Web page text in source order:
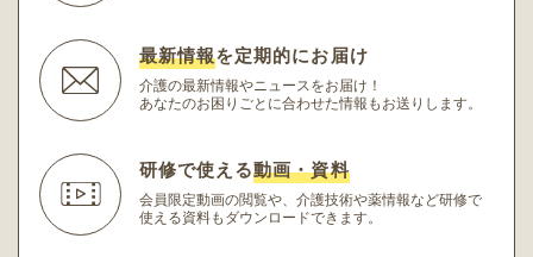
最新情報を定期的にお届け
介護の最新情報やニュースをお届け！
あなたのお困りごとに合わせた情報もお送りします。
研修で使える動画・資料
会員限定動画の閲覧や、介護技術や薬情報など研修で
使える資料もダウンロードできます。